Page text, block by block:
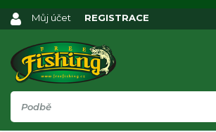
Můj účet REGISTRACE